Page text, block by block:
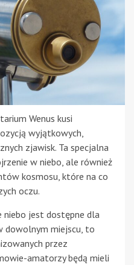
Wenus kusi
wyjątkowych,
zjawisk. Ta specjalna
w niebo, ale również
kosmosu, które na co
oczu.
niebo jest dostępne dla
dowolnym miejscu, to
przez
amatorzy będą mieli